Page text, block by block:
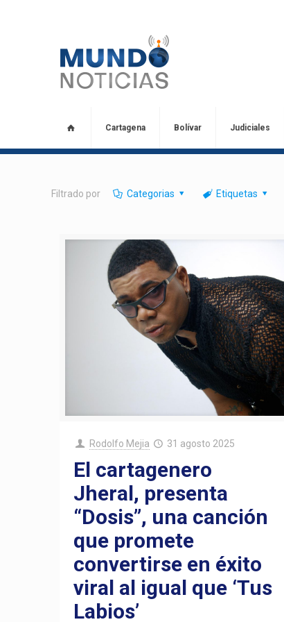
Cartagena Bolívar Judiciales
Filtrado por Categorias Etiquetas
Rodolfo Mejia 31 agosto 2025
El cartagenero
Jheral, presenta
“Dosis”, una canción
que promete
convertirse en éxito
viral al igual que ‘Tus
Labios’